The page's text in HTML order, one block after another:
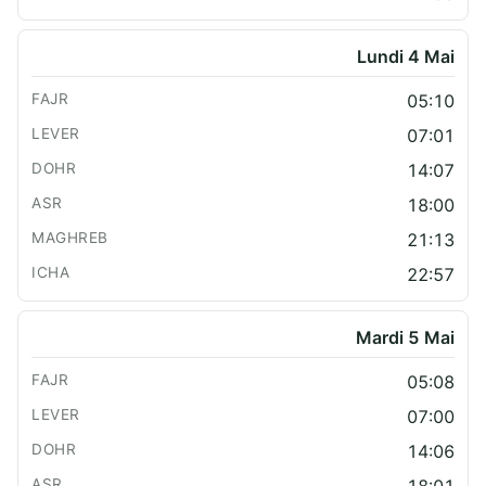
Lundi 4 Mai
05:10
07:01
14:07
18:00
21:13
22:57
Mardi 5 Mai
05:08
07:00
14:06